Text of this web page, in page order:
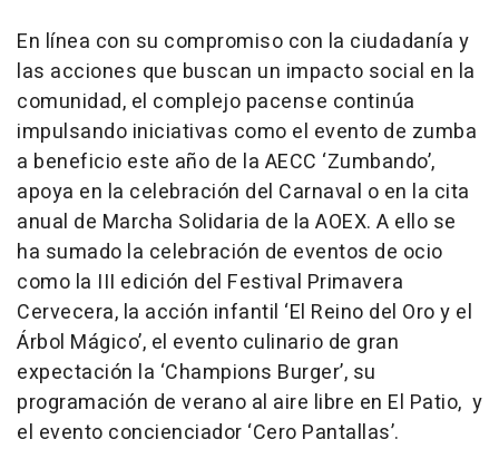
En línea con su compromiso con la ciudadanía y
las acciones que buscan un impacto social en la
comunidad, el complejo pacense continúa
impulsando iniciativas como el evento de zumba
a beneficio este año de la AECC ‘Zumbando’,
apoya en la celebración del Carnaval o en la cita
anual de Marcha Solidaria de la AOEX. A ello se
ha sumado la celebración de eventos de ocio
como la III edición del Festival Primavera
Cervecera, la acción infantil ‘El Reino del Oro y el
Árbol Mágico’, el evento culinario de gran
expectación la ‘Champions Burger’, su
programación de verano al aire libre en El Patio, y
el evento concienciador ‘Cero Pantallas’.